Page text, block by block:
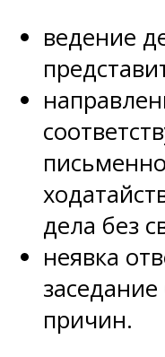
ведение
дела без
неявка
причин.